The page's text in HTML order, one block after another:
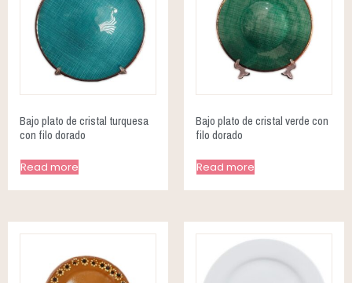
Bajo plato de cristal turquesa
con filo dorado
Read more
Bajo plato de cristal verde con
filo dorado
Read more